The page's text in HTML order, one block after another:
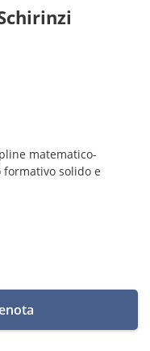
matematico-
solido e